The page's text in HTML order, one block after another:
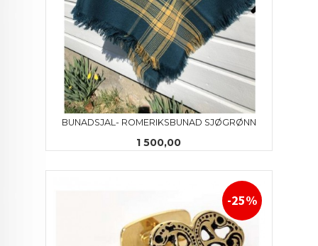
BUNADSJAL- ROMERIKSBUNAD SJØGRØNN
Pris
1 500,00
-25%